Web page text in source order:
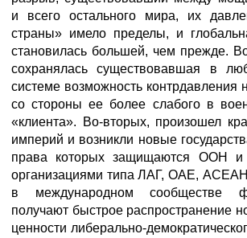
и всего остального мира, их
страны» имело пределы, и
становилась большей, чем прежде.
сохранялась существовавшая в
системе возможность контрдавления
со стороны ее более слабого в
«клиента». Во-вторых, произошел
империй и возникли новые
права которых защищаются ООН и
организациями типа ЛАГ, ОАЕ, АСЕАН
в международном сообществе
получают быстрое распространение
ценности либерально-